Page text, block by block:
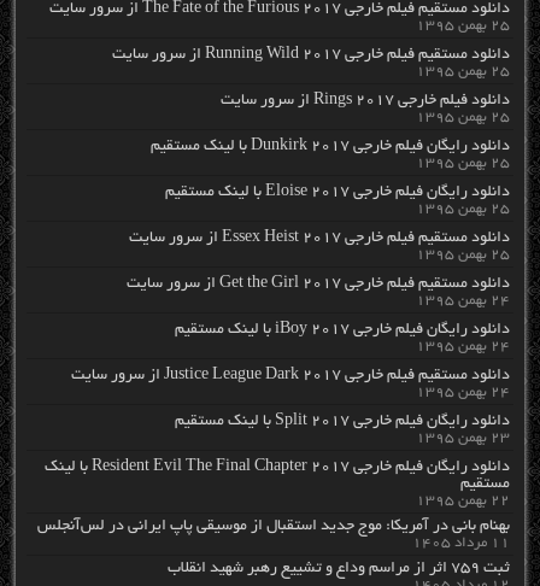
دانلود مستقیم فیلم خارجی The Fate of the Furious 2017 از سرور سایت
۲۵ بهمن ۱۳۹۵
دانلود مستقیم فیلم خارجی Running Wild 2017 از سرور سایت
۲۵ بهمن ۱۳۹۵
دانلود فیلم خارجی Rings 2017 از سرور سایت
۲۵ بهمن ۱۳۹۵
دانلود رایگان فیلم خارجی Dunkirk 2017 با لینک مستقیم
۲۵ بهمن ۱۳۹۵
دانلود رایگان فیلم خارجی Eloise 2017 با لینک مستقیم
۲۵ بهمن ۱۳۹۵
دانلود مستقیم فیلم خارجی Essex Heist 2017 از سرور سایت
۲۵ بهمن ۱۳۹۵
دانلود مستقیم فیلم خارجی Get the Girl 2017 از سرور سایت
۲۴ بهمن ۱۳۹۵
دانلود رایگان فیلم خارجی iBoy 2017 با لینک مستقیم
۲۴ بهمن ۱۳۹۵
دانلود مستقیم فیلم خارجی Justice League Dark 2017 از سرور سایت
۲۴ بهمن ۱۳۹۵
دانلود رایگان فیلم خارجی Split 2017 با لینک مستقیم
۲۳ بهمن ۱۳۹۵
دانلود رایگان فیلم خارجی Resident Evil The Final Chapter 2017 با لینک
مستقیم
۲۲ بهمن ۱۳۹۵
بهنام بانی در آمریکا: موج جدید استقبال از موسیقی پاپ ایرانی در لس‌آنجلس
۱۱ مرداد ۱۴۰۵
ثبت ۷۵۹ اثر از مراسم وداع و تشییع رهبر شهید انقلاب